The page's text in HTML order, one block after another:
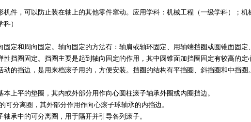
机件，可以防止装在轴上的其他零件窜动。应用学科：机械工程（一级学科）；机
）
固定和周向固定。轴向固定的方法有：轴肩或轴环固定、用轴端挡圈或圆锥面固定
性挡圈固定。挡圈主要是起到轴向固定的作用，其中圆锥面加挡圈固定有较高的定
动的挡边，是用来档滚子用的，方便安装。挡圈的结构有平挡圈、斜挡圈和中挡圈。
上平的垫圈，其内或外部分用作向心圆柱滚子轴承外圈或内圈挡边。
可分离圈，其外部分作用作向心滚子球轴承的内挡边。
承中的可分离圈，用于隔开并引导各列滚子。